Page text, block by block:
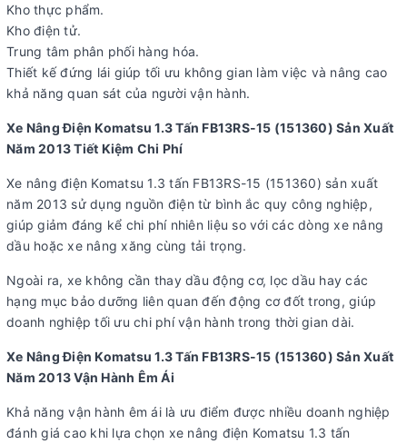
Kho thực phẩm.
Kho điện tử.
Trung tâm phân phối hàng hóa.
Thiết kế đứng lái giúp tối ưu không gian làm việc và nâng cao
khả năng quan sát của người vận hành.
Xe Nâng Điện Komatsu 1.3 Tấn FB13RS-15 (151360) Sản Xuất
Năm 2013 Tiết Kiệm Chi Phí
Xe nâng điện Komatsu 1.3 tấn FB13RS-15 (151360) sản xuất
năm 2013 sử dụng nguồn điện từ bình ắc quy công nghiệp,
giúp giảm đáng kể chi phí nhiên liệu so với các dòng xe nâng
dầu hoặc xe nâng xăng cùng tải trọng.
Ngoài ra, xe không cần thay dầu động cơ, lọc dầu hay các
hạng mục bảo dưỡng liên quan đến động cơ đốt trong, giúp
doanh nghiệp tối ưu chi phí vận hành trong thời gian dài.
Xe Nâng Điện Komatsu 1.3 Tấn FB13RS-15 (151360) Sản Xuất
Năm 2013 Vận Hành Êm Ái
Khả năng vận hành êm ái là ưu điểm được nhiều doanh nghiệp
đánh giá cao khi lựa chọn xe nâng điện Komatsu 1.3 tấn